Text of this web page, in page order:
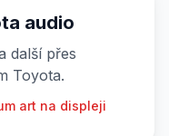
audio
další přes
Toyota.
art na displeji